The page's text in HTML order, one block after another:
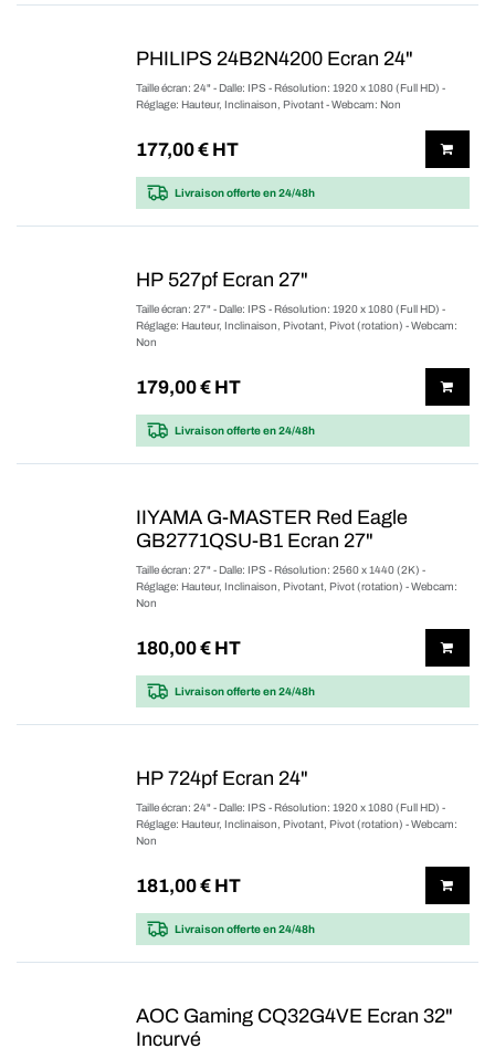
PHILIPS 24B2N4200 Ecran 24"
Taille écran: 24" - Dalle: IPS - Résolution: 1920 x 1080 (Full HD) -
Réglage: Hauteur, Inclinaison, Pivotant - Webcam: Non
177,00€ HT
Livraison offerteen 24/48h
HP 527pf Ecran 27"
Taille écran: 27" - Dalle: IPS - Résolution: 1920 x 1080 (Full HD) -
Réglage: Hauteur, Inclinaison, Pivotant, Pivot (rotation) - Webcam:
Non
179,00€ HT
Livraison offerteen 24/48h
IIYAMA G-MASTER Red Eagle
GB2771QSU-B1 Ecran 27"
Taille écran: 27" - Dalle: IPS - Résolution: 2560 x 1440 (2K) -
Réglage: Hauteur, Inclinaison, Pivotant, Pivot (rotation) - Webcam:
Non
180,00€ HT
Livraison offerteen 24/48h
HP 724pf Ecran 24"
Taille écran: 24" - Dalle: IPS - Résolution: 1920 x 1080 (Full HD) -
Réglage: Hauteur, Inclinaison, Pivotant, Pivot (rotation) - Webcam:
Non
181,00€ HT
Livraison offerteen 24/48h
AOC Gaming CQ32G4VE Ecran 32"
Incurvé